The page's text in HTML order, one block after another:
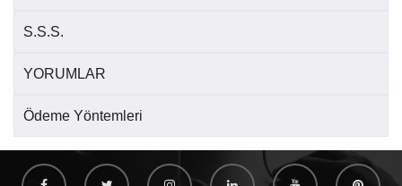
S.S.S.
YORUMLAR
Ödeme Yöntemleri